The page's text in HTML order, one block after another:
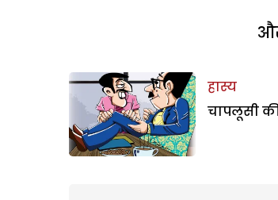
हास्य
चापलूसी